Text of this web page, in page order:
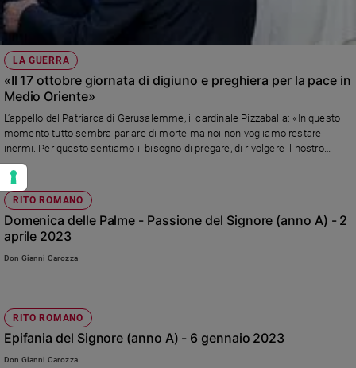
LA GUERRA
«Il 17 ottobre giornata di digiuno e preghiera per la pace in
Medio Oriente»
L’appello del Patriarca di Gerusalemme, il cardinale Pizzaballa: «In questo
momento tutto sembra parlare di morte ma noi non vogliamo restare
inermi. Per questo sentiamo il bisogno di pregare, di rivolgere il nostro
cuore a Dio Padre. Solo così potremo attingere la forza e la serenità di
vivere questo tempo, rivolgendoci a Lui, nella preghiera di intercessione, di
implorazione, e anche di grido»
RITO ROMANO
Domenica delle Palme - Passione del Signore (anno A) - 2
aprile 2023
Don Gianni Carozza
RITO ROMANO
Epifania del Signore (anno A) - 6 gennaio 2023
Don Gianni Carozza